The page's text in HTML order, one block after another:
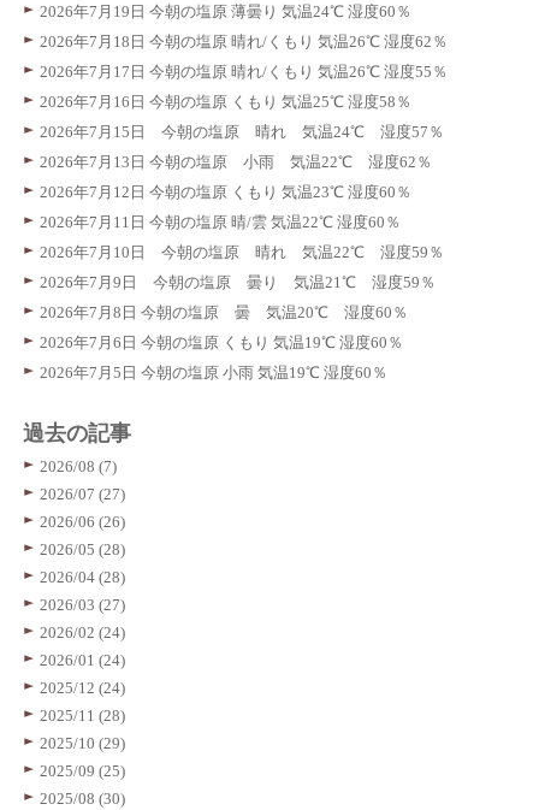
2026年7月19日 今朝の塩原 薄曇り 気温24℃ 湿度60％
2026年7月18日 今朝の塩原 晴れ/くもり 気温26℃ 湿度62％
2026年7月17日 今朝の塩原 晴れ/くもり 気温26℃ 湿度55％
2026年7月16日 今朝の塩原 くもり 気温25℃ 湿度58％
2026年7月15日 今朝の塩原 晴れ 気温24℃ 湿度57％
2026年7月13日 今朝の塩原 小雨 気温22℃ 湿度62％
2026年7月12日 今朝の塩原 くもり 気温23℃ 湿度60％
2026年7月11日 今朝の塩原 晴/雲 気温22℃ 湿度60％
2026年7月10日 今朝の塩原 晴れ 気温22℃ 湿度59％
2026年7月9日 今朝の塩原 曇り 気温21℃ 湿度59％
2026年7月8日 今朝の塩原 曇 気温20℃ 湿度60％
2026年7月6日 今朝の塩原 くもり 気温19℃ 湿度60％
2026年7月5日 今朝の塩原 小雨 気温19℃ 湿度60％
過去の記事
2026/08 (7)
2026/07 (27)
2026/06 (26)
2026/05 (28)
2026/04 (28)
2026/03 (27)
2026/02 (24)
2026/01 (24)
2025/12 (24)
2025/11 (28)
2025/10 (29)
2025/09 (25)
2025/08 (30)